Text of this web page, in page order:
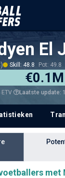
El
Skill: 48.8 Pot: 49.8
€0.1M
ETV Laatste update:
met